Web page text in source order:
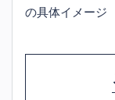
の具体イメージ